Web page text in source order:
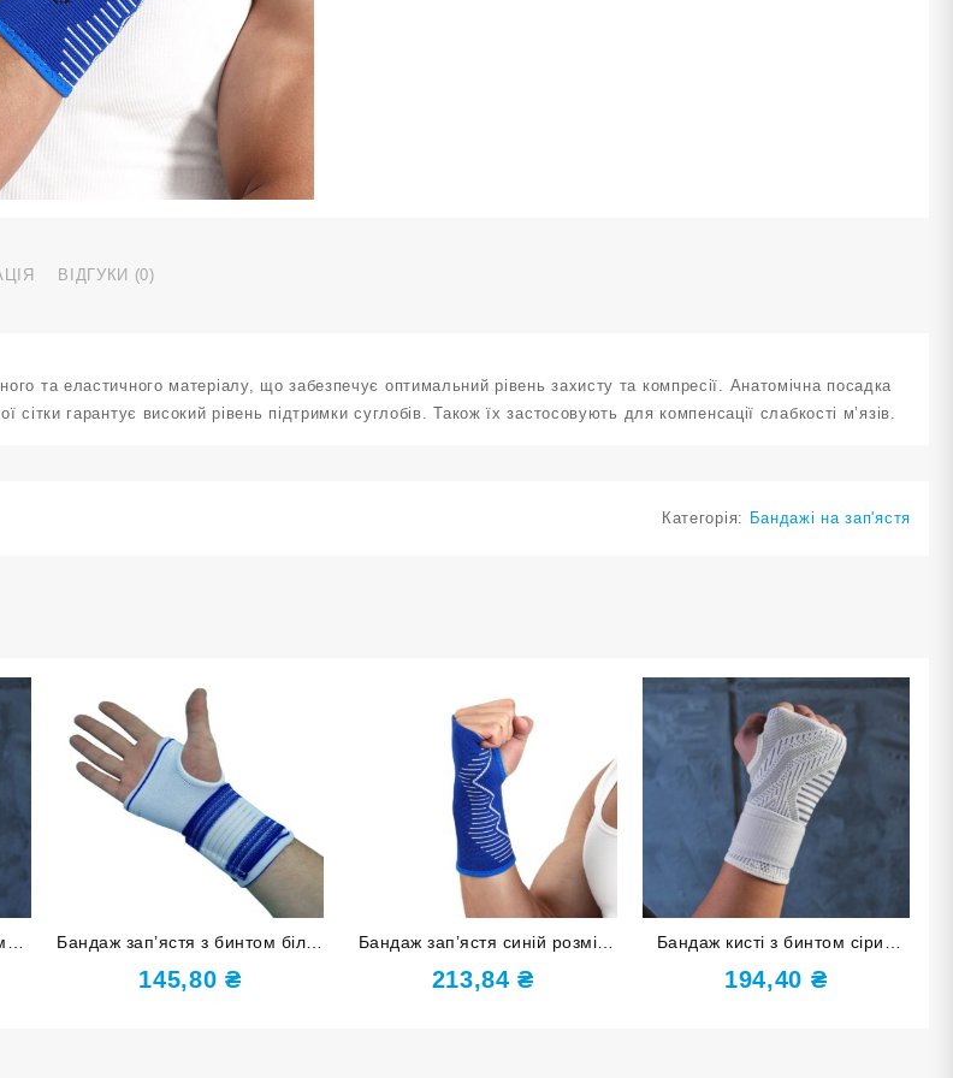
ВІДГУКИ (0)
та еластичного матеріалу, що забезпечує оптимальний рівень захисту та компресії. Анатомічна посадка
сітки гарантує високий рівень підтримки суглобів. Також їх застосовують для компенсації слабкості м’язів.
Категорія: Бандажі на зап'ястя
Бандаж зап’ястя з бинтом біло-
синій 810
145,80₴
Бандаж зап’ястя синій розмір
L-XL ST-7022-L-XL
213,84₴
Бандаж кисті з бинтом сірий
розмір L-XL ST-7153-L-XL
194,40 ₴